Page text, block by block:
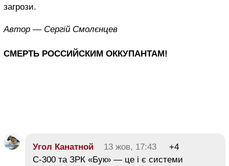
загрози.
Автор — Сергій Смолєнцев
СМЕРТЬ РОССИЙСКИМ ОККУПАНТАМ!
Угол Канатной 13 жов, 17:43
+4
С-300 та ЗРК «Бук» — це і є системи